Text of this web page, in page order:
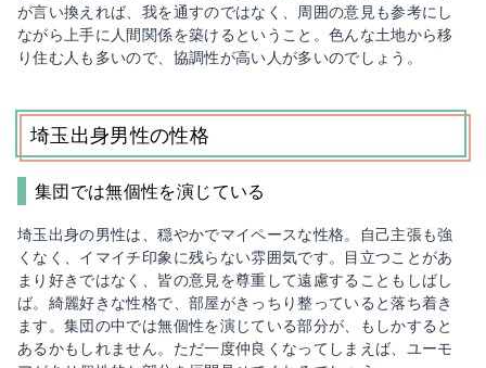
が言い換えれば、我を通すのではなく、周囲の意見も参考にし
ながら上手に人間関係を築けるということ。色んな土地から移
り住む人も多いので、協調性が高い人が多いのでしょう。
埼玉出身男性の性格
集団では無個性を演じている
埼玉出身の男性は、穏やかでマイペースな性格。自己主張も強
くなく、イマイチ印象に残らない雰囲気です。目立つことがあ
まり好きではなく、皆の意見を尊重して遠慮することもしばし
ば。綺麗好きな性格で、部屋がきっちり整っていると落ち着き
ます。集団の中では無個性を演じている部分が、もしかすると
あるかもしれません。ただ一度仲良くなってしまえば、ユーモ